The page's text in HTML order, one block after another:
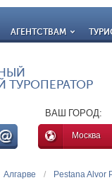
АГЕНТСТВАМ
ВАШ ГОРОД:
Москва
Алгарве / Pestana Alvor